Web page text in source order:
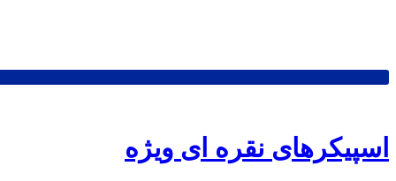
اسپیکرهای نقره ای ویژه